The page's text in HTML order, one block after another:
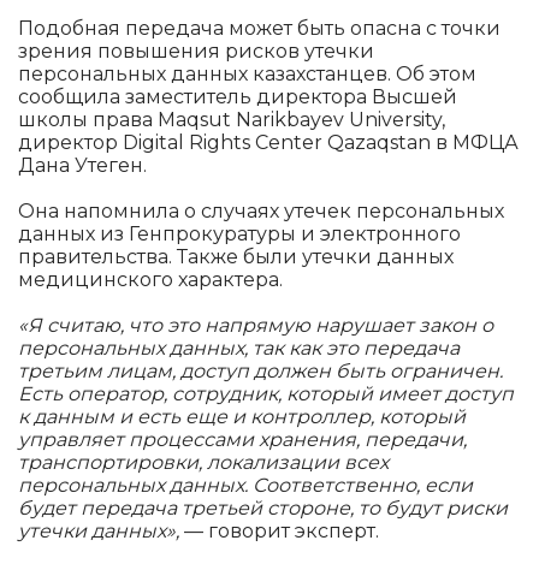
Подобная передача может быть опасна с точки
зрения повышения рисков утечки
персональных данных казахстанцев. Об этом
сообщила заместитель директора Высшей
школы права Maqsut Narikbayev University,
директор Digital Rights Center Qazaqstan в МФЦА
Дана Утеген.
Она напомнила о случаях утечек персональных
данных из Генпрокуратуры и электронного
правительства. Также были утечки данных
медицинского характера.
«Я считаю, что это напрямую нарушает закон о
персональных данных, так как это передача
третьим лицам, доступ должен быть ограничен.
Есть оператор, сотрудник, который имеет доступ
к данным и есть еще и контроллер, который
управляет процессами хранения, передачи,
транспортировки, локализации всех
персональных данных. Соответственно, если
будет передача третьей стороне, то будут риски
утечки данных», — говорит эксперт.